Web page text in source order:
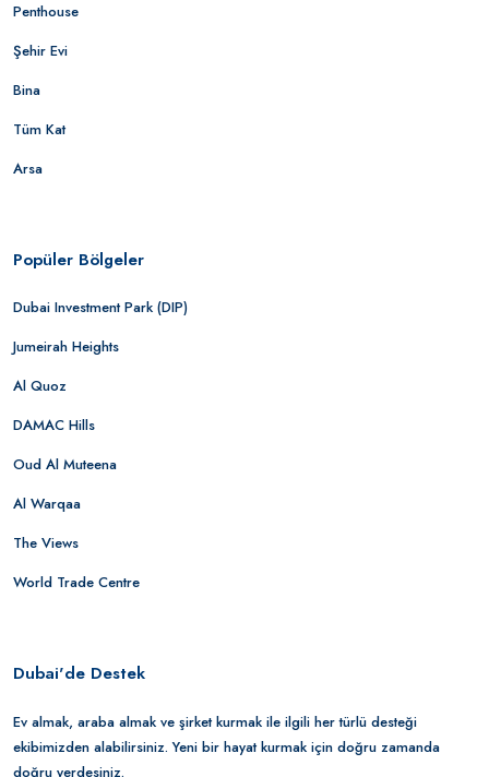
Penthouse
Şehir Evi
Bina
Tüm Kat
Arsa
Popüler Bölgeler
Dubai Investment Park (DIP)
Jumeirah Heights
Al Quoz
DAMAC Hills
Oud Al Muteena
Al Warqaa
The Views
World Trade Centre
Dubai'de Destek
Ev almak, araba almak ve şirket kurmak ile ilgili her türlü desteği
ekibimizden alabilirsiniz. Yeni bir hayat kurmak için doğru zamanda
doğru yerdesiniz.